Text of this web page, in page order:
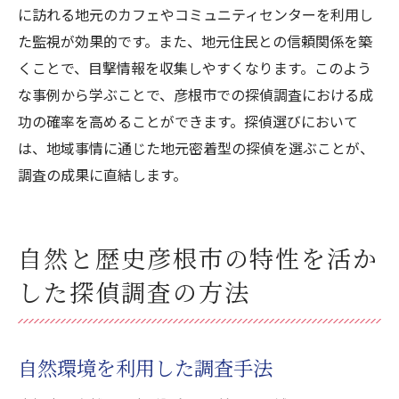
に訪れる地元のカフェやコミュニティセンターを利用し
た監視が効果的です。また、地元住民との信頼関係を築
くことで、目撃情報を収集しやすくなります。このよう
な事例から学ぶことで、彦根市での探偵調査における成
功の確率を高めることができます。探偵選びにおいて
は、地域事情に通じた地元密着型の探偵を選ぶことが、
調査の成果に直結します。
自然と歴史彦根市の特性を活か
した探偵調査の方法
自然環境を利用した調査手法